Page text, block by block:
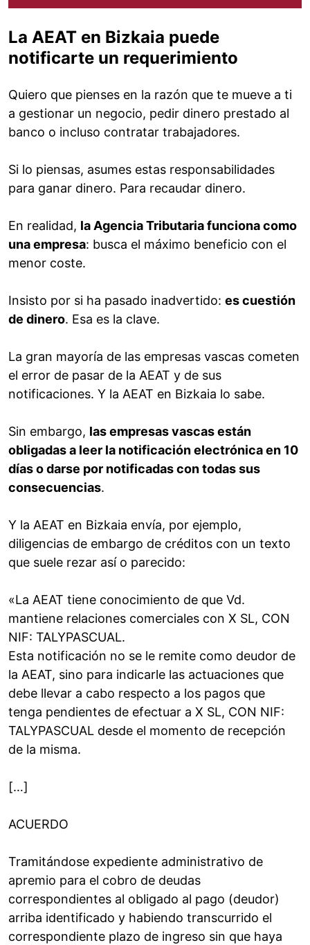
La AEAT en Bizkaia puede
notificarte un requerimiento
Quiero que pienses en la razón que te mueve a ti
a gestionar un negocio, pedir dinero prestado al
banco o incluso contratar trabajadores.
Si lo piensas, asumes estas responsabilidades
para ganar dinero. Para recaudar dinero.
En realidad, la Agencia Tributaria funciona como
una empresa: busca el máximo beneficio con el
menor coste.
Insisto por si ha pasado inadvertido: es cuestión
de dinero. Esa es la clave.
La gran mayoría de las empresas vascas cometen
el error de pasar de la AEAT y de sus
notificaciones. Y la AEAT en Bizkaia lo sabe.
Sin embargo, las empresas vascas están
obligadas a leer la notificación electrónica en 10
días o darse por notificadas con todas sus
consecuencias.
Y la AEAT en Bizkaia envía, por ejemplo,
diligencias de embargo de créditos con un texto
que suele rezar así o parecido:
«La AEAT tiene conocimiento de que Vd.
mantiene relaciones comerciales con X SL, CON
NIF: TALYPASCUAL.
Esta notificación no se le remite como deudor de
la AEAT, sino para indicarle las actuaciones que
debe llevar a cabo respecto a los pagos que
tenga pendientes de efectuar a X SL, CON NIF:
TALYPASCUAL desde el momento de recepción
de la misma.
[…]
ACUERDO
Tramitándose expediente administrativo de
apremio para el cobro de deudas
correspondientes al obligado al pago (deudor)
arriba identificado y habiendo transcurrido el
correspondiente plazo de ingreso sin que haya